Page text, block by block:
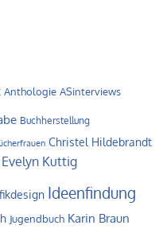
Anthologie ASinterviews
Buchherstellung
Christel Hildebrandt
Evelyn Kuttig
Ideenfindung
Jugendbuch Karin Braun